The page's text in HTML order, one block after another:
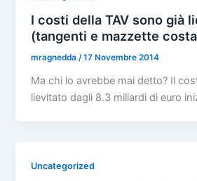
I costi della TAV sono già
(tangenti e mazzette
mragnedda/17 Novembre 2014
Ma chi lo avrebbe mai detto? Il
lievitato dagli 8.3 miliardi di euro
Uncategorized